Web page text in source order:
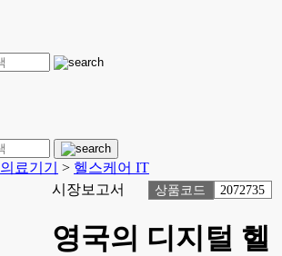
의료기기 > 헬스케어 IT
시장보고서
상품코드 2072735
영국의 디지털 헬